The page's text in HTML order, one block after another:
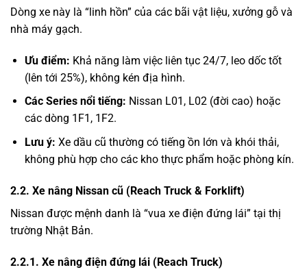
Dòng xe này là “linh hồn” của các bãi vật liệu, xưởng gỗ và
nhà máy gạch.
Ưu điểm: Khả năng làm việc liên tục 24/7, leo dốc tốt
(lên tới 25%), không kén địa hình.
Các Series nổi tiếng: Nissan L01, L02 (đời cao) hoặc
các dòng 1F1, 1F2.
Lưu ý: Xe dầu cũ thường có tiếng ồn lớn và khói thải,
không phù hợp cho các kho thực phẩm hoặc phòng kín.
2.2. Xe nâng Nissan cũ (Reach Truck & Forklift)
Nissan được mệnh danh là “vua xe điện đứng lái” tại thị
trường Nhật Bản.
2.2.1. Xe nâng điện đứng lái (Reach Truck)